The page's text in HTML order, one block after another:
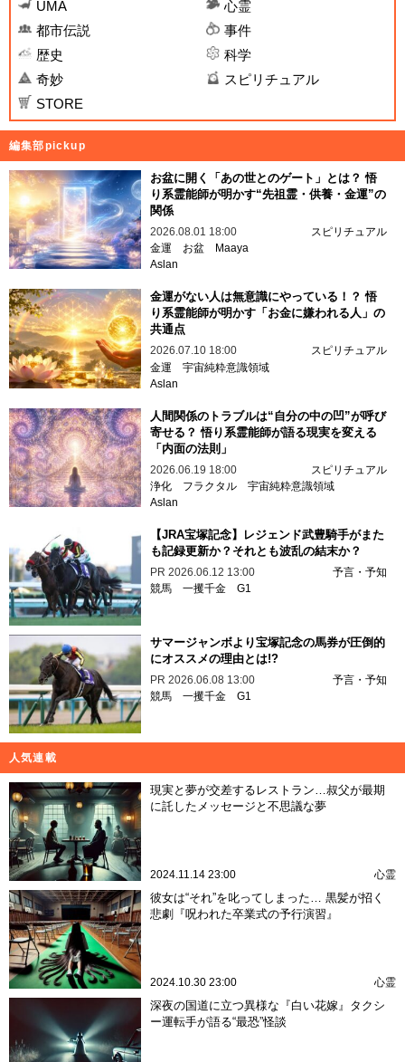
UMA
心霊
都市伝説
事件
歴史
科学
奇妙
スピリチュアル
STORE
編集部pickup
お盆に開く「あの世とのゲート」とは？ 悟
り系霊能師が明かす“先祖霊・供養・金運”の
関係
2026.08.01 18:00
スピリチュアル
金運
お盆
Maaya
Aslan
金運がない人は無意識にやっている！？ 悟
り系霊能師が明かす「お金に嫌われる人」の
共通点
2026.07.10 18:00
スピリチュアル
金運 宇宙純粋意識領域
Aslan
人間関係のトラブルは“自分の中の凹”が呼び
寄せる？ 悟り系霊能師が語る現実を変える
「内面の法則」
2026.06.19 18:00
スピリチュアル
浄化
フラクタル 宇宙純粋意識領域
Aslan
【JRA宝塚記念】レジェンド武豊騎手がまた
も記録更新か？それとも波乱の結末か？
PR 2026.06.12 13:00
予言・予知
競馬 一攫千金 G1
サマージャンボより宝塚記念の馬券が圧倒的
にオススメの理由とは!?
PR 2026.06.08 13:00
予言・予知
競馬 一攫千金 G1
人気連載
現実と夢が交差するレストラン…叔父が最期
に託したメッセージと不思議な夢
2024.11.14 23:00 心霊
彼女は“それ”を叱ってしまった… 黒髪が招く
悲劇『呪われた卒業式の予行演習』
2024.10.30 23:00 心霊
深夜の国道に立つ異様な『白い花嫁』タクシ
ー運転手が語る“最恐”怪談